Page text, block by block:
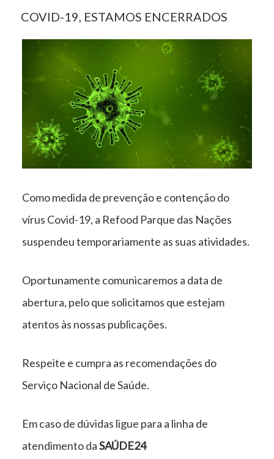
DE
VOLUNTÁRIOS
TURNO”
EM
COVID-19, ESTAMOS ENCERRADOS
Como medida de prevenção e contenção do
vírus Covid-19, a Refood Parque das Nações
suspendeu temporariamente as suas atividades.
Oportunamente comunicaremos a data de
abertura, pelo que solicitamos que estejam
atentos às nossas publicações.
Respeite e cumpra as recomendações do
Serviço Nacional de Saúde.
Em caso de dúvidas ligue para a linha de
atendimento daSAÚDE24